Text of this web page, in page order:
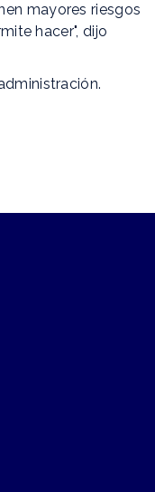
mayores riesgos
hacer", dijo